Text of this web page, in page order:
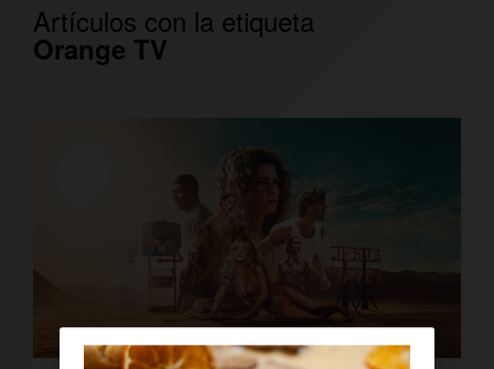
Artículos con la etiqueta
Orange TV